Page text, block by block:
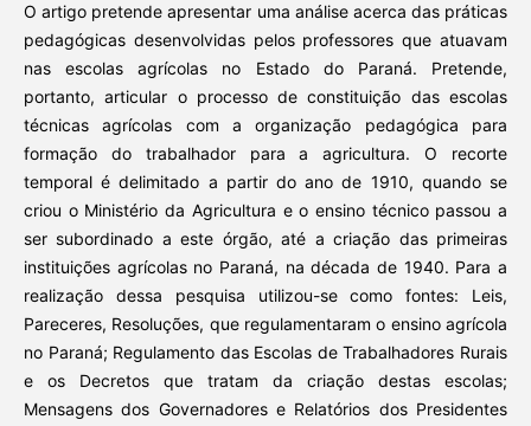
O artigo pretende apresentar uma análise acerca das práticas
pedagógicas desenvolvidas pelos professores que atuavam
nas escolas agrícolas no Estado do Paraná. Pretende,
portanto, articular o processo de constituição das escolas
técnicas agrícolas com a organização pedagógica para
formação do trabalhador para a agricultura. O recorte
temporal é delimitado a partir do ano de 1910, quando se
criou o Ministério da Agricultura e o ensino técnico passou a
ser subordinado a este órgão, até a criação das primeiras
instituições agrícolas no Paraná, na década de 1940. Para a
realização dessa pesquisa utilizou-se como fontes: Leis,
Pareceres, Resoluções, que regulamentaram o ensino agrícola
no Paraná; Regulamento das Escolas de Trabalhadores Rurais
e os Decretos que tratam da criação destas escolas;
Mensagens dos Governadores e Relatórios dos Presidentes